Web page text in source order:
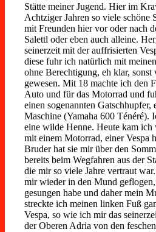
Stätte meiner Jugend. Hier im
Achtziger Jahren so viele schöne
mit Freunden hier vor oder nach
Salettl oder eben auch alleine.
seinerzeit mit der auffrisierten
diese fuhr ich natürlich mit
ohne Berechtigung, eh klar,
gewesen. Mit 18 machte ich den
Auto und für das Motorrad und
einen sogenannten Gatschhupfer,
Maschine (Yamaha 600 Ténéré).
eine wilde Henne. Heute kam
mit einem Motorrad, einer Vespa
Bruder hat sie mir über den
bereits beim Wegfahren aus der
die mir so viele Jahre vertraut
mir wieder in den Mund
gesungen habe und daher mein
streckte ich meinen linken Fuß
Vespa, so wie ich mir das
der Oberen Adria von den